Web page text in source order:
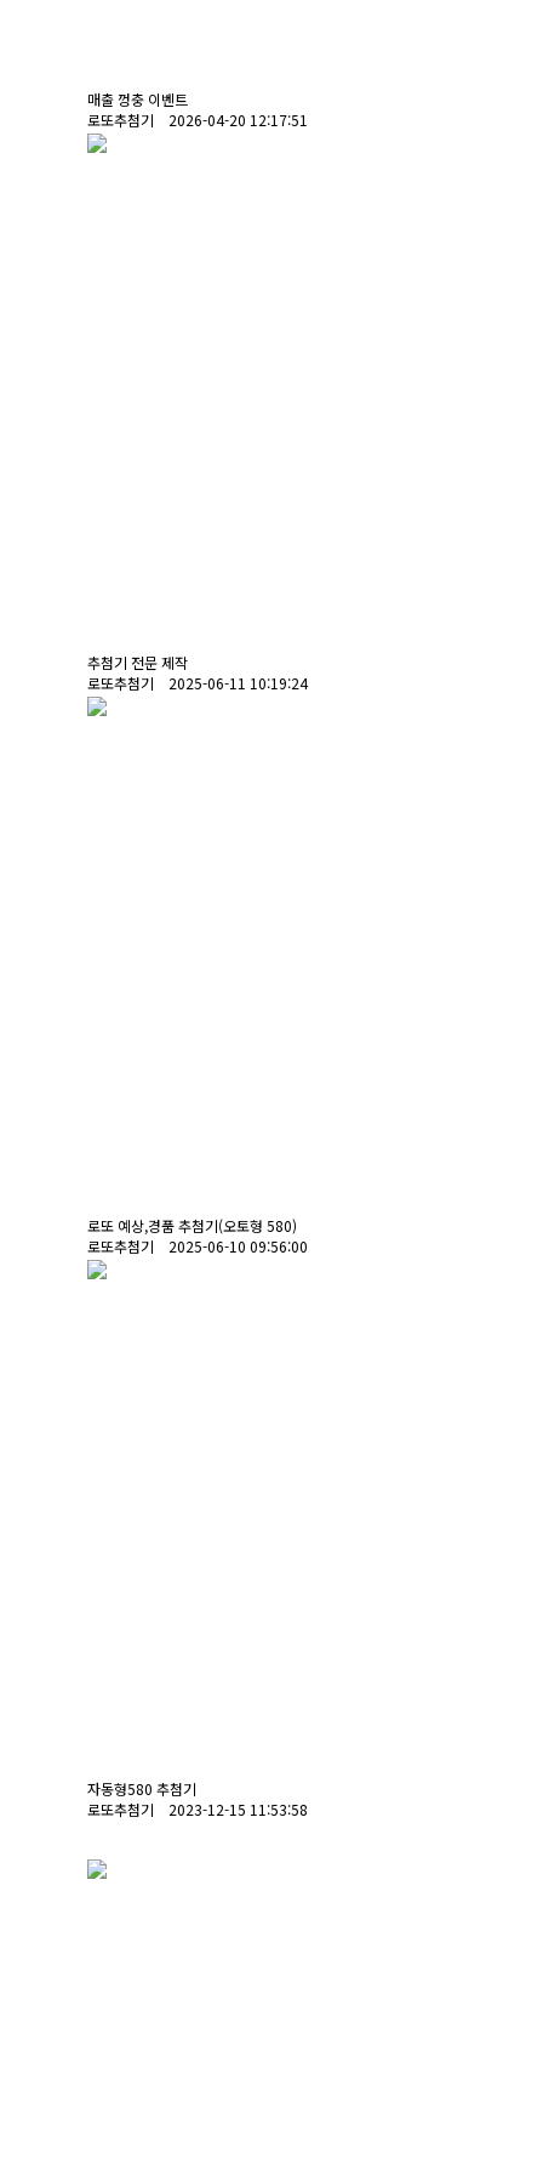
매출 껑충 이벤트
로또추첨기 2026-04-20 12:17:51
추첨기 전문 제작
로또추첨기 2025-06-11 10:19:24
로또 예상,경품 추첨기(오토형 580)
로또추첨기 2025-06-10 09:56:00
자동형580 추첨기
로또추첨기 2023-12-15 11:53:58